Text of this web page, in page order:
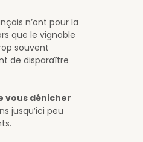
n’ont pour la
que le vignoble
souvent
de disparaître
vous dénicher
jusqu’ici peu